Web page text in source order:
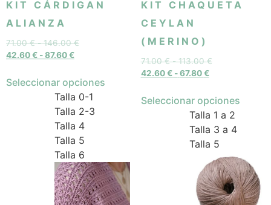
KIT CÁRDIGAN
ALIANZA
71.00€ - 146.00€
42.60€ -87.60€
Seleccionar opciones
Talla 0-1
Talla 2-3
Talla 4
Talla 5
Talla 6
KIT CHAQUETA
CEYLAN
(MERINO)
71.00€ - 113.00€
42.60€ - 67.80€
Seleccionar opciones
Talla 1 a 2
Talla 3 a 4
Talla 5